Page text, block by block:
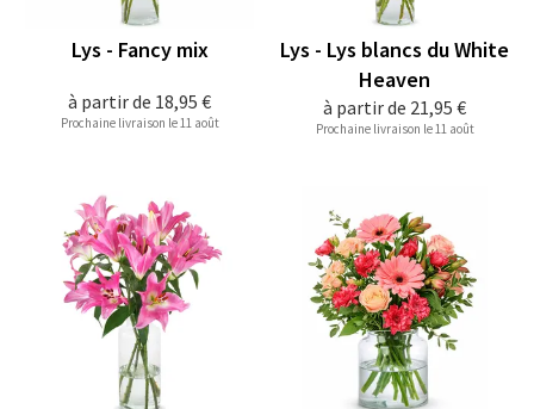
à partir de 18,95 €
Lys - Fancy mix
Prochaine livraison le 11 août
à partir de 21,95 €
Lys - Lys blancs du White
Heaven
Prochaine livraison le 11 août